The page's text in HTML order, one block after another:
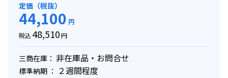
定価（税抜）
44,100 円
税込 48,510円
三商在庫： 非在庫品・お問合せ
標準納期 ： ２週間程度